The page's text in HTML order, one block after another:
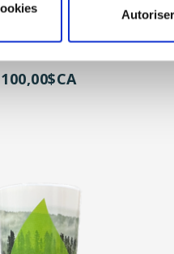
boite LAVAGE INCLUS
100,00$CA